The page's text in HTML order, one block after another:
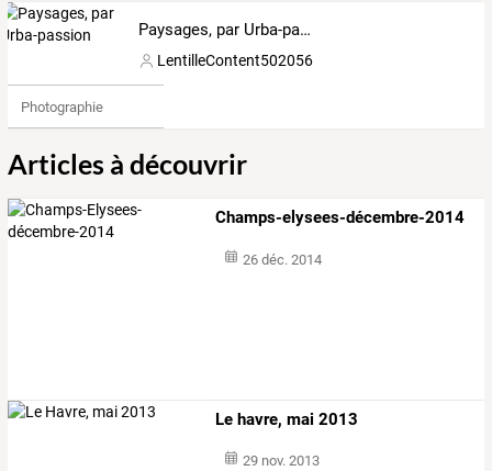
Paysages, par Urba-passion
LentilleContent502056
Photographie
Articles à découvrir
Champs-elysees-décembre-2014
26 déc. 2014
Le havre, mai 2013
29 nov. 2013